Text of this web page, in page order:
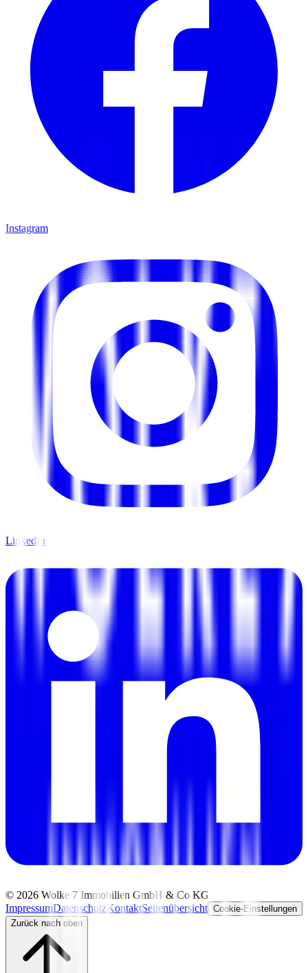
Instagram
LinkedIn
© 2026 Wolke 7 Immobilien GmbH & Co KG
ImpressumDatenschutzKontaktSeitenübersicht Cookie-Einstellungen
Zurück nach oben